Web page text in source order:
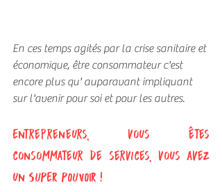
En ces temps agités par la crise sanitaire et
économique, être consommateur c'est
encore plus qu' auparavant impliquant
sur l'avenir pour soi et pour les autres.
Entrepreneurs, vous êtes
consommateur de services, vous avez
un SUPER POUVOIR !